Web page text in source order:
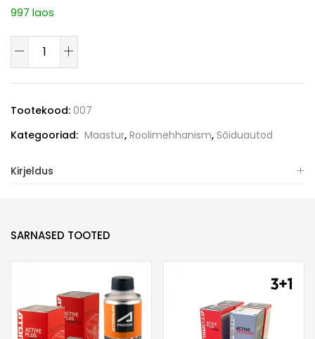
997 laos
Tootekood: 007
Kategooriad: Maastur, Roolimehhanism, Sõiduautod
Kirjeldus
SARNASED TOOTED